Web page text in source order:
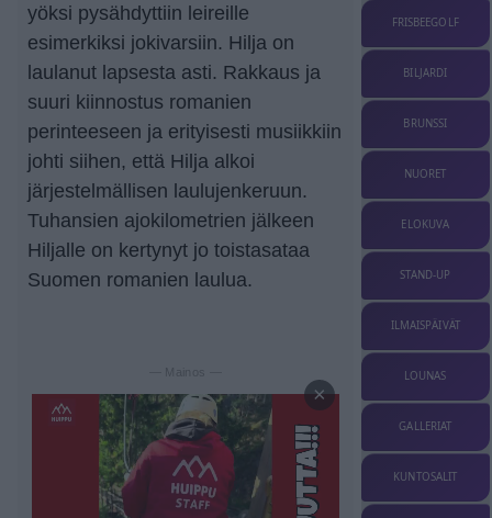
yöksi pysähdyttiin leireille
esimerkiksi jokivarsiin. Hilja on
laulanut lapsesta asti. Rakkaus ja
suuri kiinnostus romanien
perinteeseen ja erityisesti musiikkiin
johti siihen, että Hilja alkoi
järjestelmällisen laulujenkeruun.
Tuhansien ajokilometrien jälkeen
Hiljalle on kertynyt jo toistasataa
Suomen romanien laulua.
— Mainos —
×
FRISBEEGOLF
BILJARDI
BRUNSSI
NUORET
ELOKUVA
STAND-UP
ILMAISPÄIVÄT
LOUNAS
GALLERIAT
KUNTOSALIT